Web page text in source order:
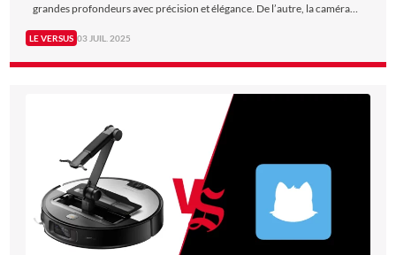
grandes profondeurs avec précision et élégance. De l’autre, la caméra
capter l’adrénaline sous toutes ses formes. Toutes deux ne jouent pas
dans la même cour mais partagent un ADN commun : celui de l’extrême.
prédilection des explorateurs d’aujourd’hui ? The New Siècle a mené le
LE VERSUS 03 JUIL. 2025